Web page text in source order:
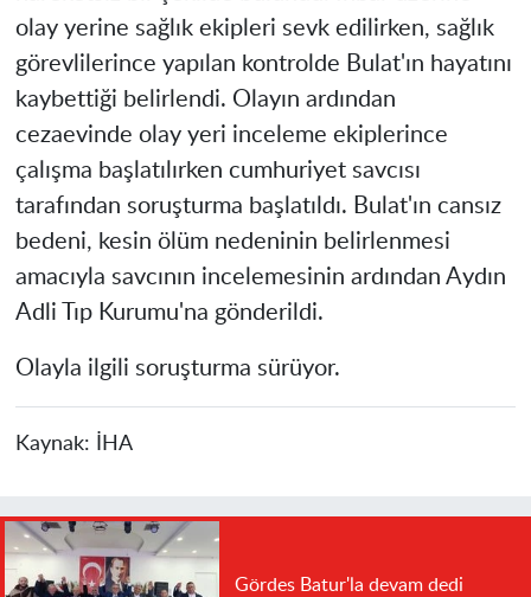
olay yerine sağlık ekipleri sevk edilirken, sağlık
görevlilerince yapılan kontrolde Bulat'ın hayatını
kaybettiği belirlendi. Olayın ardından
cezaevinde olay yeri inceleme ekiplerince
çalışma başlatılırken cumhuriyet savcısı
tarafından soruşturma başlatıldı. Bulat'ın cansız
bedeni, kesin ölüm nedeninin belirlenmesi
amacıyla savcının incelemesinin ardından Aydın
Adli Tıp Kurumu'na gönderildi.
Olayla ilgili soruşturma sürüyor.
Kaynak: İHA
Gördes Batur'la devam dedi